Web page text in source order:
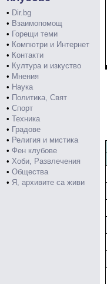
• Dir.bg
• Взаимопомощ
• Горещи теми
• Компютри и Интернет
• Контакти
• Култура и изкуство
• Мнения
• Наука
• Политика, Свят
• Спорт
• Техника
• Градове
• Религия и мистика
• Фен клубове
• Хоби, Развлечения
• Общества
• Я, архивите са живи